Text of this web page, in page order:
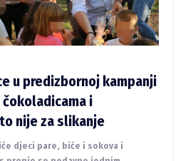
u predizbornoj kampanji
i
nije za slikanje
djeci pare, biće i sokova i